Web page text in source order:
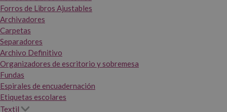
Forros de Libros Ajustables
Archivadores
Carpetas
Separadores
Archivo Definitivo
Organizadores de escritorio y sobremesa
Fundas
Espirales de encuadernación
Etiquetas escolares
Textil